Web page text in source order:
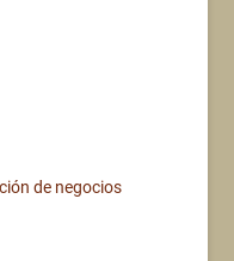
de negocios